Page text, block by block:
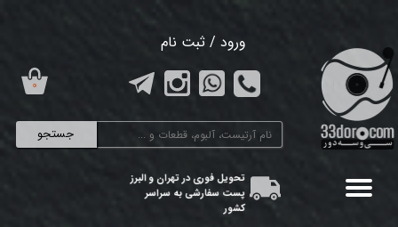
جستجو
ورود / ثبت نام
تغییر گذر واژه
سفارشات
تحویل فوری در تهران و البرز
پست سفارشی به سراسر
کشور
۰